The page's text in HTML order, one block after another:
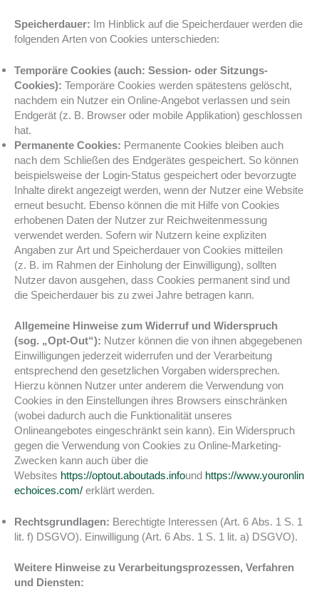
Speicherdauer: Im Hinblick auf die Speicherdauer werden die
folgenden Arten von Cookies unterschieden:
Temporäre Cookies (auch: Session- oder Sitzungs-
Cookies): Temporäre Cookies werden spätestens gelöscht,
nachdem ein Nutzer ein Online-Angebot verlassen und sein
Endgerät (z. B. Browser oder mobile Applikation) geschlossen
hat.
Permanente Cookies: Permanente Cookies bleiben auch
nach dem Schließen des Endgerätes gespeichert. So können
beispielsweise der Login-Status gespeichert oder bevorzugte
Inhalte direkt angezeigt werden, wenn der Nutzer eine Website
erneut besucht. Ebenso können die mit Hilfe von Cookies
erhobenen Daten der Nutzer zur Reichweitenmessung
verwendet werden. Sofern wir Nutzern keine expliziten
Angaben zur Art und Speicherdauer von Cookies mitteilen
(z. B. im Rahmen der Einholung der Einwilligung), sollten
Nutzer davon ausgehen, dass Cookies permanent sind und
die Speicherdauer bis zu zwei Jahre betragen kann.
Allgemeine Hinweise zum Widerruf und Widerspruch
(sog. „Opt-Out“): Nutzer können die von ihnen abgegebenen
Einwilligungen jederzeit widerrufen und der Verarbeitung
entsprechend den gesetzlichen Vorgaben widersprechen.
Hierzu können Nutzer unter anderem die Verwendung von
Cookies in den Einstellungen ihres Browsers einschränken
(wobei dadurch auch die Funktionalität unseres
Onlineangebotes eingeschränkt sein kann). Ein Widerspruch
gegen die Verwendung von Cookies zu Online-Marketing-
Zwecken kann auch über die
Websites https://optout.aboutads.infound https://www.youronlin
echoices.com/ erklärt werden.
Rechtsgrundlagen: Berechtigte Interessen (Art. 6 Abs. 1 S. 1
lit. f) DSGVO). Einwilligung (Art. 6 Abs. 1 S. 1 lit. a) DSGVO).
Weitere Hinweise zu Verarbeitungsprozessen, Verfahren
und Diensten: